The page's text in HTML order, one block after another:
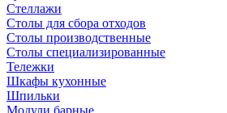
Стеллажи
Столы для сбора отходов
Столы производственные
Столы специализированные
Тележки
Шкафы кухонные
Шпильки
Модули барные